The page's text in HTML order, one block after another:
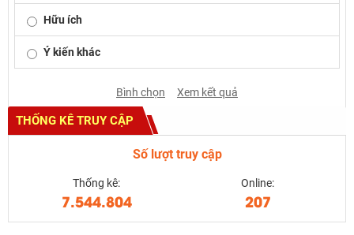
Hữu ích
Ý kiến khác
Bình chọn Xem kết quả
THỐNG KÊ TRUY CẬP
Số lượt truy cập
Thống kê:
7.544.804
Online:
207